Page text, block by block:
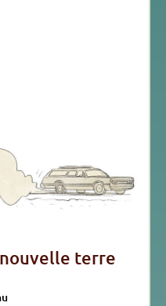
terre